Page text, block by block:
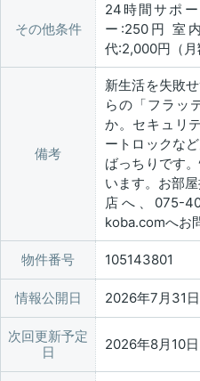
その他条件
24時間サポ
ー:250円 室
代:2,000円（月
備考
新生活を失敗
らの「フラッ
か。セキュリ
ートロックな
ばっちりです
います。お部
店へ、075-
koba.comへお
物件番号 105143801
情報公開日 2026年7月31日
次回更新予定
日
2026年8月10日